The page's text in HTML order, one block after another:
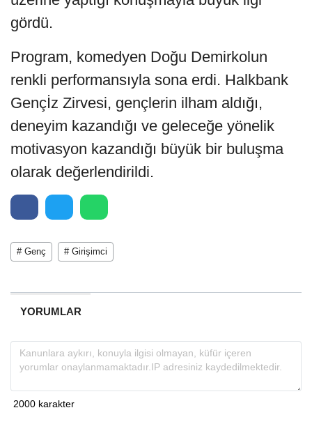
gördü.
Program, komedyen Doğu Demirkolun
renkli performansıyla sona erdi. Halkbank
Gençİz Zirvesi, gençlerin ilham aldığı,
deneyim kazandığı ve geleceğe yönelik
motivasyon kazandığı büyük bir buluşma
olarak değerlendirildi.
# Genç # Girişimci
YORUMLAR